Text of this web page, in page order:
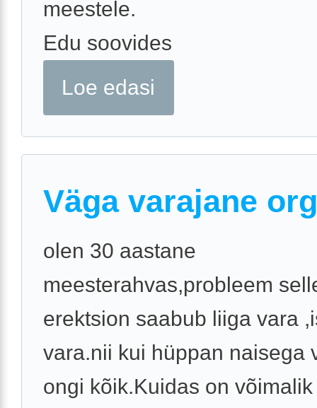
meestele.
Edu soovides
Loe edasi
Väga varajane
olen 30 aastane
meesterahvas,probleem
erektsion saabub liiga vara
vara.nii kui hüppan naisega
ongi kõik.Kuidas on võimalik